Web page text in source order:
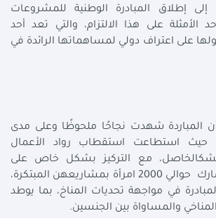
إطلاق المبادرة الوطنية للمشروعات
الأمثلة على هذا الالتزام، والتي تعد أحد
على اعتراف دولي لمساهماتها الرائدة في
المباردة شهدت نجاحًا ملحوظًا وعلى مدى
حيث استطاعت استقطاب رواد الأعمال
مع التركيز بشكل خاص على
رائدات الأعمال، لتشارك حوالي 2000 امرأة بمشاريعهن المبتكرة،
في مواجهة تحديات المناخ، بما يوطد
والمساواة بين الجنسين.